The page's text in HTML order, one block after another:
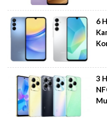
6
3